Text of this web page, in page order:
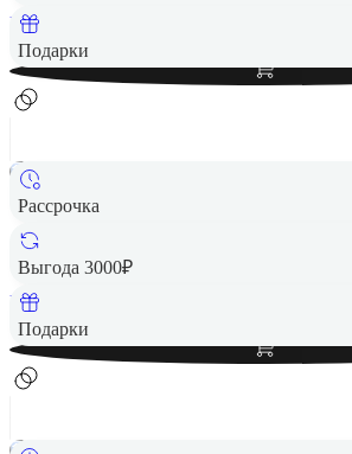
Подарки
Вернем до
Рассрочка
Выгода 3000₽
Подарки
3 090 ₽
Вернем до